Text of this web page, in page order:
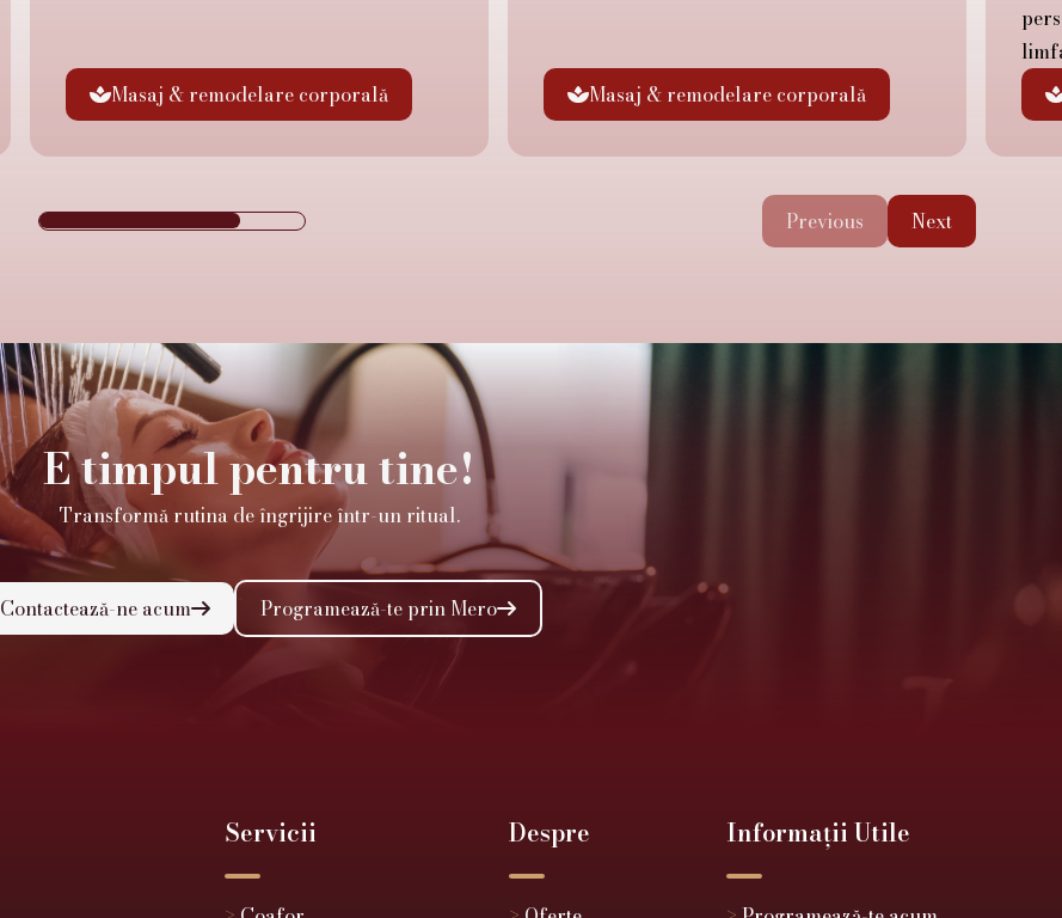
Masaj & remodelare corporală Masaj & remodelare corporală
Previous Next
E timpul pentru tine!
Transformă rutina de îngrijire într-un ritual.
Contactează-ne acum Programează-te prin Mero
Servicii Despre Informații Utile